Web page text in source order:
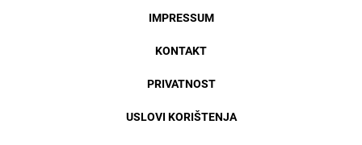
IMPRESSUM
KONTAKT
PRIVATNOST
USLOVI KORIŠTENJA